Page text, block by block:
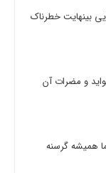
این 8 ماده غذایی بینهایت خطرناک
و مضرات آن
همیشه گرسنه